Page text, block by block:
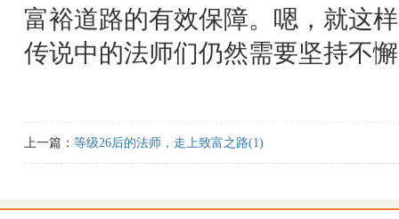
富裕道路的有效保障。嗯，就这
传说中的法师们仍然需要坚持不
上一篇： 等级26后的法师，走上致富之路(1)